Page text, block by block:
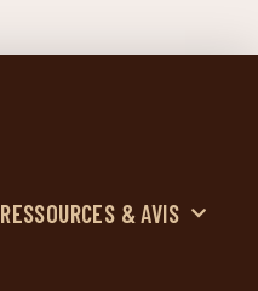
RESSOURCES & AVIS